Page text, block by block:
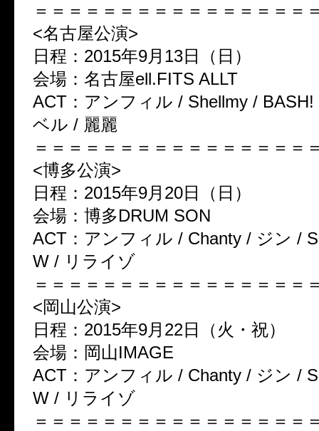
＝＝＝＝＝＝＝＝＝＝＝＝＝＝＝＝
<名古屋公演>
日程： 2015年9月 13日（日）
会場：名古屋ell.FITS ALLT
ACT ：アンフィル / Shellmy /
ベル / 麗麗
＝＝＝＝＝＝＝＝＝＝＝＝＝＝＝＝
<博多公演>
日程： 2015年9月 20日（日）
会場：博多DRUM SON
ACT ：アンフィル / Chanty / ジン /
W / リライゾ
＝＝＝＝＝＝＝＝＝＝＝＝＝＝＝＝
<岡山公演>
日程： 2015年9月 22日（火・祝）
会場：岡山IMAGE
ACT ：アンフィル / Chanty / ジン /
W / リライゾ
＝＝＝＝＝＝＝＝＝＝＝＝＝＝＝＝